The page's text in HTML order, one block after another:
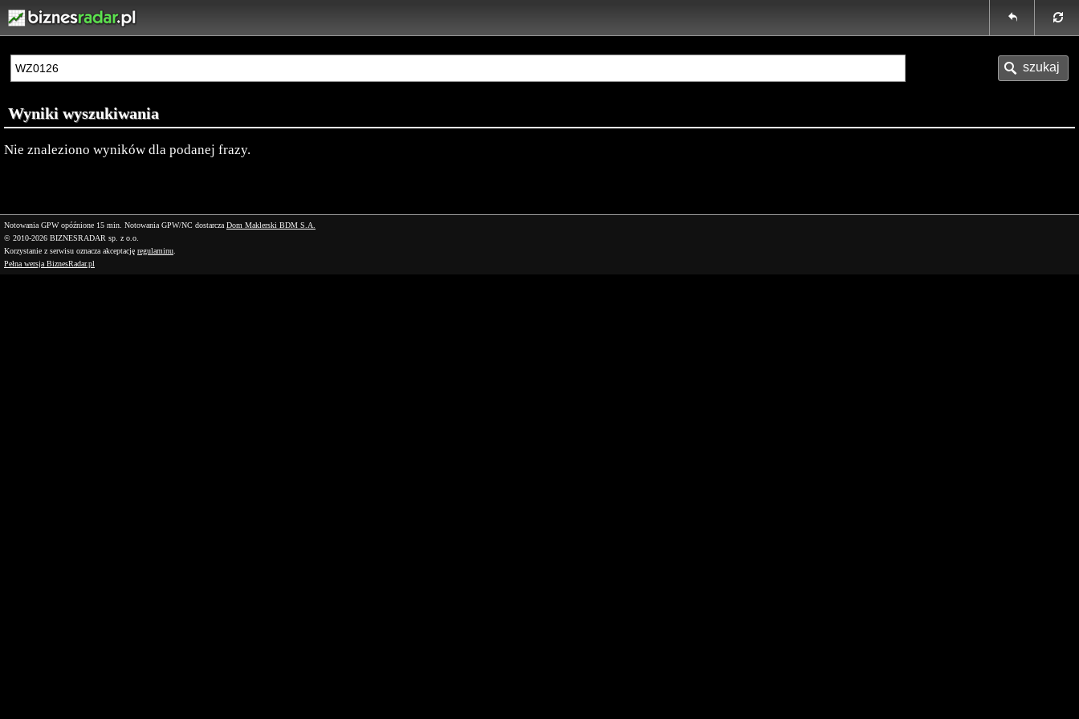
Wyniki wyszukiwania
Nie znaleziono wyników dla podanej frazy.
Notowania GPW opóźnione 15 min. Notowania GPW/NC dostarcza Dom Maklerski BDM S.A.
© 2010-2026 BIZNESRADAR sp. z o.o.
Korzystanie z serwisu oznacza akceptację regulaminu
Pełna wersja BiznesRadar.pl